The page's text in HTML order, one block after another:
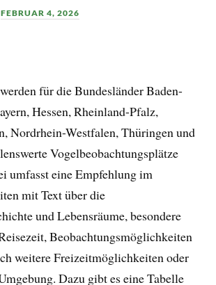
FEBRUAR 4, 2026
für die Bundesländer Baden-
Hessen, Rheinland-Pfalz,
Nordrhein-Westfalen, Thüringen und
Vogelbeobachtungsplätze
umfasst eine Empfehlung im
mit Text über die
und Lebensräume, besondere
Beobachtungsmöglichkeiten
weitere Freizeitmöglichkeiten oder
Dazu gibt es eine Tabelle